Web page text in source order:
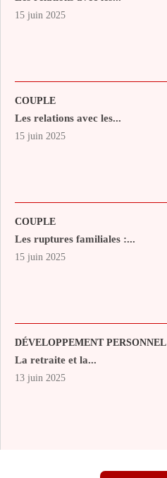
15 juin 2025
COUPLE
Les relations avec les...
15 juin 2025
COUPLE
Les ruptures familiales :...
15 juin 2025
DÉVELOPPEMENT PERSONNEL
La retraite et la...
13 juin 2025